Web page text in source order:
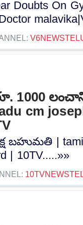
Doubts On
1000
cm
బహుమతి |
| 10TV.....»»